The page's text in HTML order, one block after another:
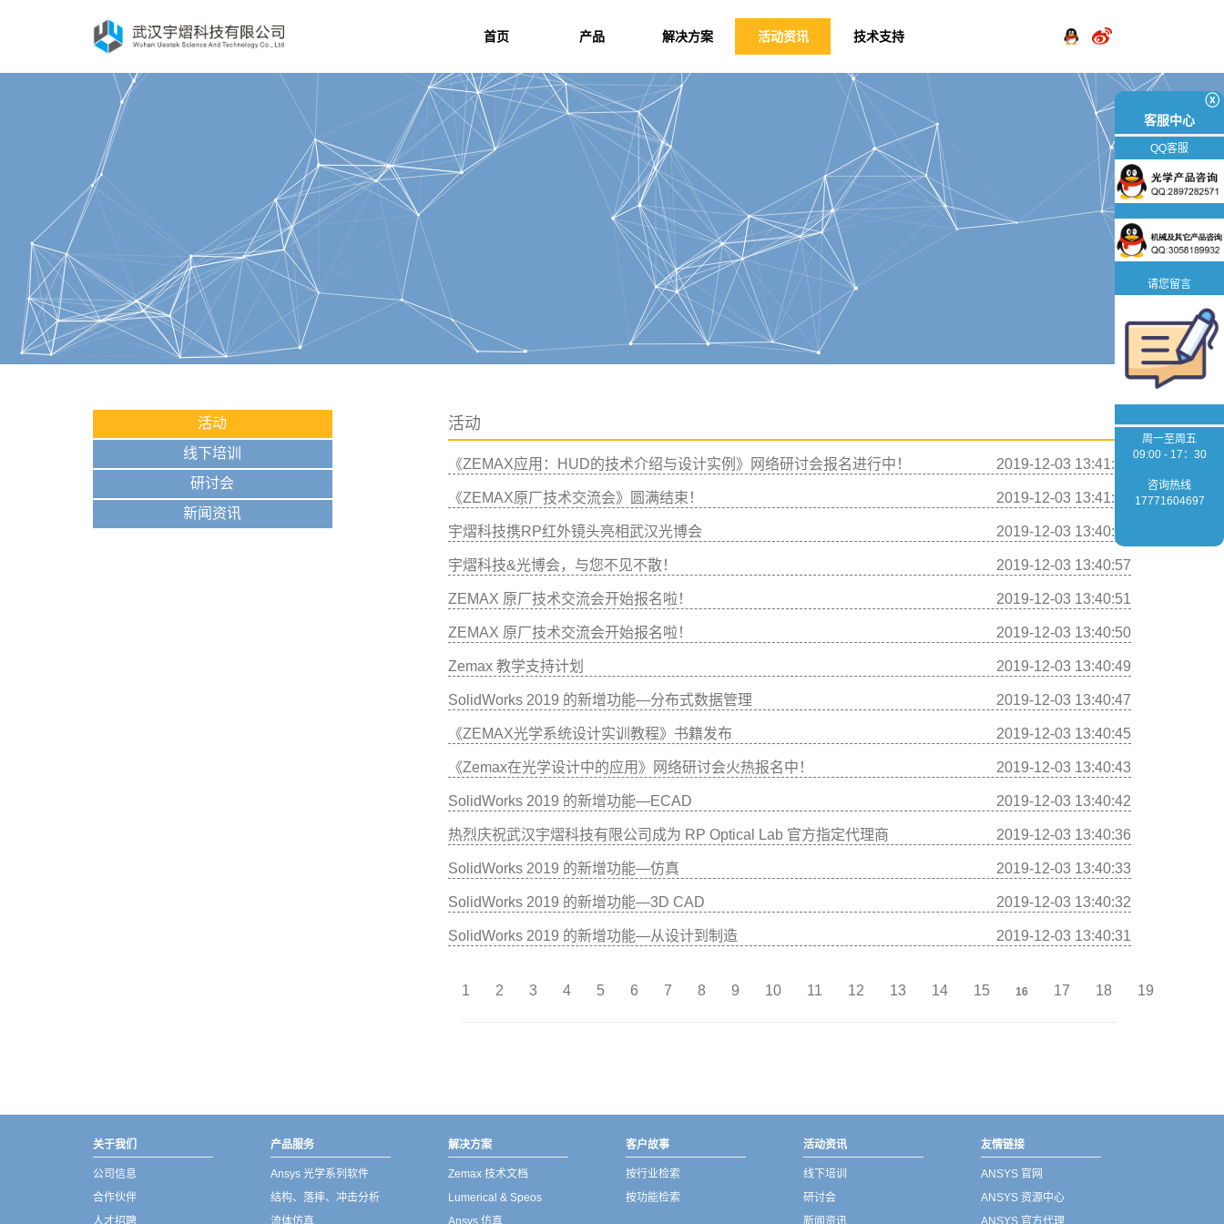
首页 产品 解决方案 活动资讯 技术支持
活动
线下培训
研讨会
新闻资讯
活动
《ZEMAX应用：HUD的技术介绍与设计实例》网络研讨会报名进行中！ 2019-12-03 13:41:03
《ZEMAX原厂技术交流会》圆满结束！ 2019-12-03 13:41:01
宇熠科技携RP红外镜头亮相武汉光博会 2019-12-03 13:40:59
宇熠科技&光博会，与您不见不散！ 2019-12-03 13:40:57
ZEMAX 原厂技术交流会开始报名啦！ 2019-12-03 13:40:51
ZEMAX 原厂技术交流会开始报名啦！ 2019-12-03 13:40:50
Zemax 教学支持计划 2019-12-03 13:40:49
SolidWorks 2019 的新增功能—分布式数据管理 2019-12-03 13:40:47
《ZEMAX光学系统设计实训教程》书籍发布 2019-12-03 13:40:45
《Zemax在光学设计中的应用》网络研讨会火热报名中！ 2019-12-03 13:40:43
SolidWorks 2019 的新增功能—ECAD 2019-12-03 13:40:42
热烈庆祝武汉宇熠科技有限公司成为 RP Optical Lab 官方指定代理商 2019-12-03 13:40:36
SolidWorks 2019 的新增功能—仿真 2019-12-03 13:40:33
SolidWorks 2019 的新增功能—3D CAD 2019-12-03 13:40:32
SolidWorks 2019 的新增功能—从设计到制造 2019-12-03 13:40:31
1 2 3 4 5 6 7 8 9 10 11 12 13 14 15 16 17 18 19
ⓧ
客服中心
QQ客服
请您留言
周一至周五
09:00 - 17：30
咨询热线
17771604697
关于我们
公司信息
合作伙伴
人才招聘
产品服务
Ansys 光学系列软件
结构、落摔、冲击分析
流体仿真
解决方案
Zemax 技术文档
Lumerical & Speos
Ansys 仿真
客户故事
按行业检索
按功能检索
活动资讯
线下培训
研讨会
新闻资讯
友情链接
ANSYS 官网
ANSYS 资源中心
ANSYS 官方代理